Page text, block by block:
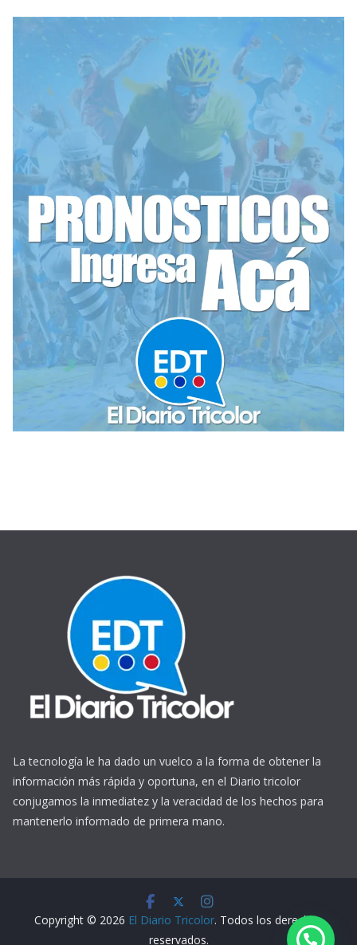
La tecnología le ha dado un vuelco a la forma de obtener la
información más rápida y oportuna, en el Diario tricolor
conjugamos la inmediatez y la veracidad de los hechos para
mantenerlo informado de primera mano.
Copyright © 2026 El Diario Tricolor. Todos los derechos
reservados.